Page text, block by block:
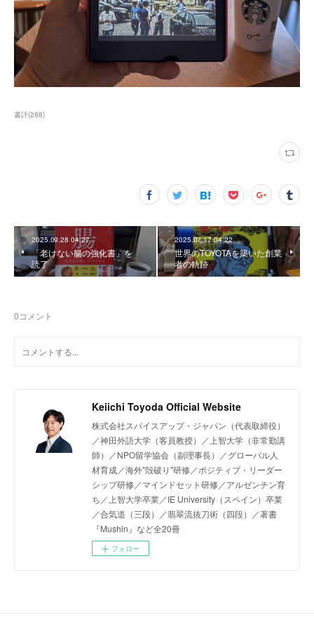
書評(288)
2025.09.28 04:27
「老けない腸の強化書」を
読了
2025.07.17 04:22
世界のTOYOTAを築いた創業
者の軌跡
0コメント
Keiichi Toyoda Official Website
株式会社スパイスアップ・ジャパン（代表取締役）
／神田外語大学（客員教授）／上智大学（非常勤講
師）／NPO留学協会（副理事長）／グローバル人
材育成／海外"殻破り"研修／ポジティブ・リーダー
シップ研修／マインドセット研修／アルゼンチン育
ち／上智大学卒業／IE University（スペイン）卒業
／合気道（三段）／翡翠流抜刀術（四段）／著書
『Mushin』など全20冊
フォロー